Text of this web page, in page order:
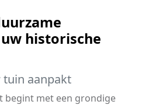
historische
tuin aanpakt
begint met een grondige